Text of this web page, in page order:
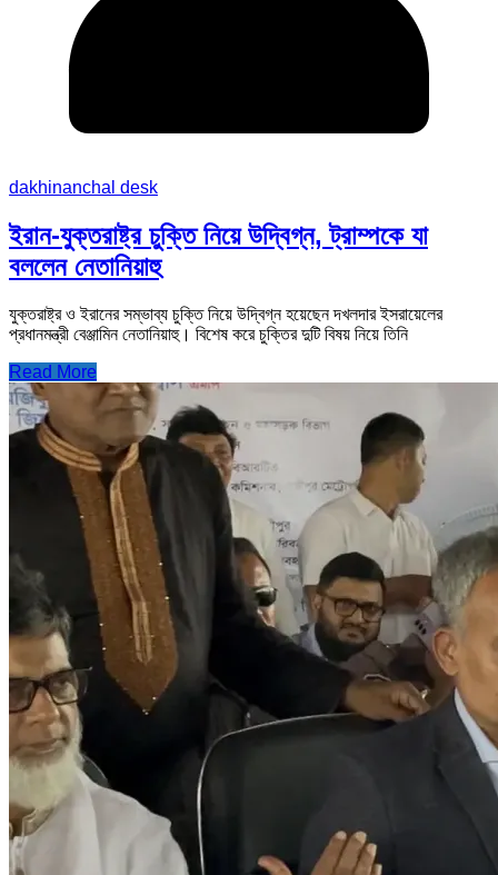
dakhinanchal desk
ইরান-যুক্তরাষ্ট্র চুক্তি নিয়ে উদ্বিগ্ন, ট্রাম্পকে যা
বললেন নেতানিয়াহু
যুক্তরাষ্ট্র ও ইরানের সম্ভাব্য চুক্তি নিয়ে উদ্বিগ্ন হয়েছেন দখলদার ইসরায়েলের
প্রধানমন্ত্রী বেঞ্জামিন নেতানিয়াহু। বিশেষ করে চুক্তির দুটি বিষয় নিয়ে তিনি
Read More